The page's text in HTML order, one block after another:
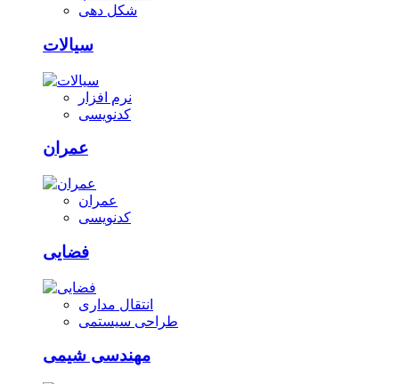
شکل دهی
سیالات
نرم افزار
کدنویسی
عمران
عمران
کدنویسی
فضایی
انتقال مداری
طراحی سیستمی
مهندسی شیمی